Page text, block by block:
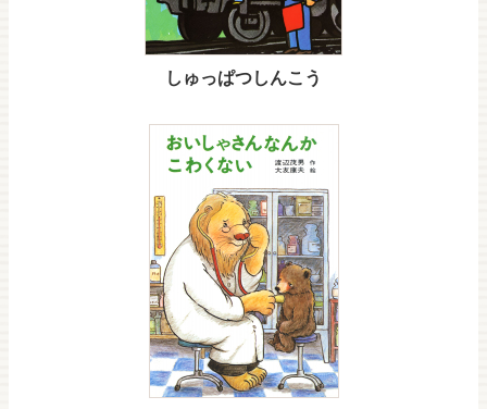
しゅっぱつしんこう